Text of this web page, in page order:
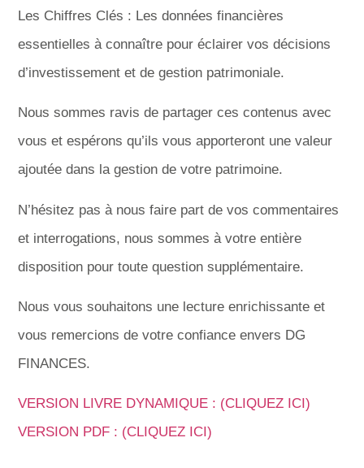
Les Chiffres Clés : Les données financières
essentielles à connaître pour éclairer vos décisions
d’investissement et de gestion patrimoniale.
Nous sommes ravis de partager ces contenus avec
vous et espérons qu’ils vous apporteront une valeur
ajoutée dans la gestion de votre patrimoine.
N’hésitez pas à nous faire part de vos commentaires
et interrogations, nous sommes à votre entière
disposition pour toute question supplémentaire.
Nous vous souhaitons une lecture enrichissante et
vous remercions de votre confiance envers DG
FINANCES.
VERSION LIVRE DYNAMIQUE : (CLIQUEZ ICI)
VERSION PDF : (CLIQUEZ ICI)